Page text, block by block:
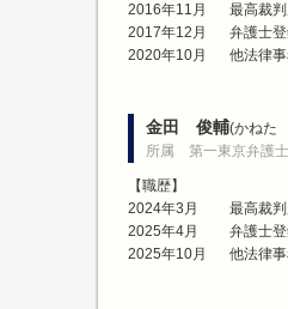
2016年11月
最高裁
2017年12月
弁護士
2020年10月
他法律
金田 俊輔(かねた
所属 第一東京弁護
【職歴】
2024年3月
最高裁
2025年4月
弁護士
2025年10月
他法律